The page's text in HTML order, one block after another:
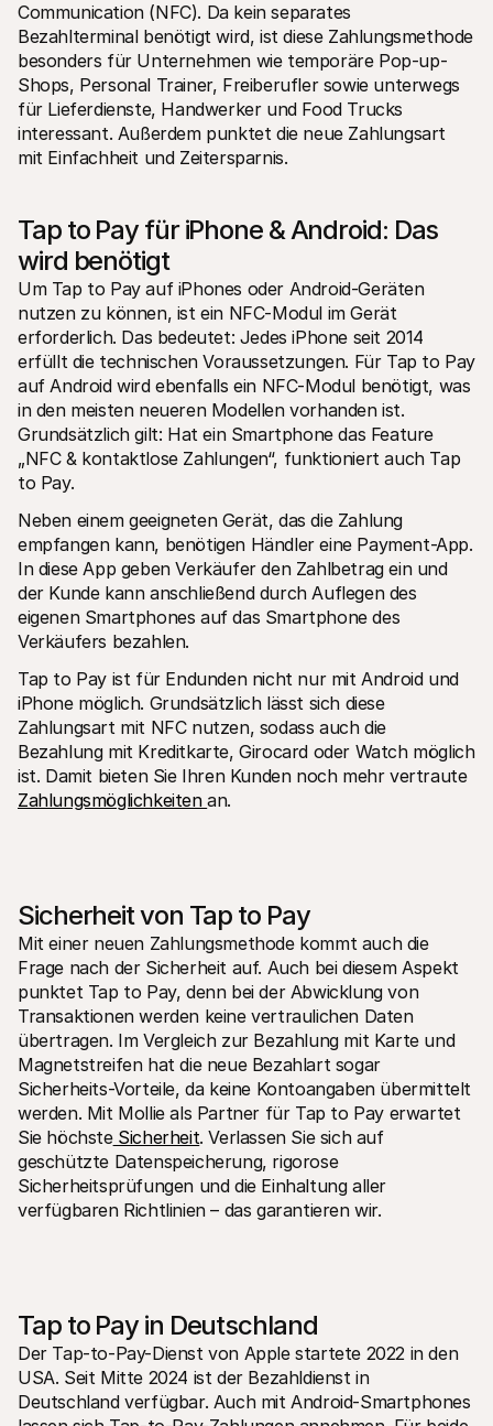
Communication (NFC). Da kein separates
Bezahlterminal benötigt wird, ist diese Zahlungsmethode
besonders für Unternehmen wie temporäre Pop-up-
Shops, Personal Trainer, Freiberufler sowie unterwegs
für Lieferdienste, Handwerker und Food Trucks
interessant. Außerdem punktet die neue Zahlungsart
mit Einfachheit und Zeitersparnis.
Tap to Pay für iPhone & Android: Das
wird benötigt
Um Tap to Pay auf iPhones oder Android-Geräten
nutzen zu können, ist ein NFC-Modul im Gerät
erforderlich. Das bedeutet: Jedes iPhone seit 2014
erfüllt die technischen Voraussetzungen. Für Tap to Pay
auf Android wird ebenfalls ein NFC-Modul benötigt, was
in den meisten neueren Modellen vorhanden ist.
Grundsätzlich gilt: Hat ein Smartphone das Feature
„NFC & kontaktlose Zahlungen“, funktioniert auch Tap
to Pay.
Neben einem geeigneten Gerät, das die Zahlung
empfangen kann, benötigen Händler eine Payment-App.
In diese App geben Verkäufer den Zahlbetrag ein und
der Kunde kann anschließend durch Auflegen des
eigenen Smartphones auf das Smartphone des
Verkäufers bezahlen.
Tap to Pay ist für Endunden nicht nur mit Android und
iPhone möglich. Grundsätzlich lässt sich diese
Zahlungsart mit NFC nutzen, sodass auch die
Bezahlung mit Kreditkarte, Girocard oder Watch möglich
ist. Damit bieten Sie Ihren Kunden noch mehr vertraute
Zahlungsmöglichkeiten an.
Sicherheit von Tap to Pay
Mit einer neuen Zahlungsmethode kommt auch die
Frage nach der Sicherheit auf. Auch bei diesem Aspekt
punktet Tap to Pay, denn bei der Abwicklung von
Transaktionen werden keine vertraulichen Daten
übertragen. Im Vergleich zur Bezahlung mit Karte und
Magnetstreifen hat die neue Bezahlart sogar
Sicherheits-Vorteile, da keine Kontoangaben übermittelt
werden. Mit Mollie als Partner für Tap to Pay erwartet
Sie höchste Sicherheit. Verlassen Sie sich auf
geschützte Datenspeicherung, rigorose
Sicherheitsprüfungen und die Einhaltung aller
verfügbaren Richtlinien – das garantieren wir.
Tap to Pay in Deutschland
Der Tap-to-Pay-Dienst von Apple startete 2022 in den
USA. Seit Mitte 2024 ist der Bezahldienst in
Deutschland verfügbar. Auch mit Android-Smartphones